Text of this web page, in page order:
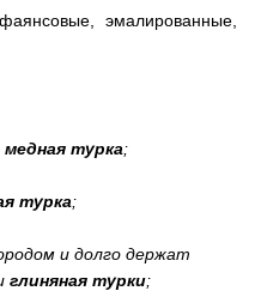
эмалированные,
медная турка;
турка;
и долго держат
глиняная турки;